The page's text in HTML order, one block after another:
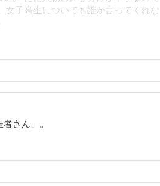
女子高生についても誰か言ってくれな
さん」。